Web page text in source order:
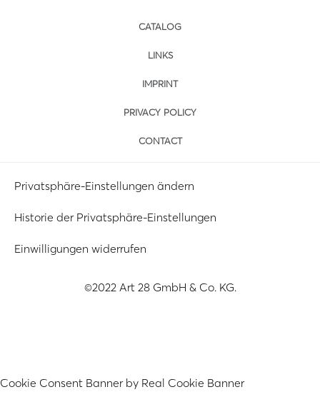
CATALOG
LINKS
IMPRINT
PRIVACY POLICY
CONTACT
Privatsphäre-Einstellungen ändern
Historie der Privatsphäre-Einstellungen
Einwilligungen widerrufen
©2022 Art 28 GmbH & Co. KG.
Cookie Consent Banner by Real Cookie Banner